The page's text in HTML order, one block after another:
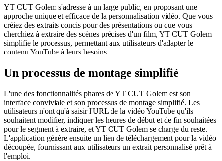
YT CUT Golem s'adresse à un large public, en proposant une
approche unique et efficace de la personnalisation vidéo. Que vous
créiez des extraits concis pour des présentations ou que vous
cherchiez à extraire des scènes précises d'un film, YT CUT Golem
simplifie le processus, permettant aux utilisateurs d'adapter le
contenu YouTube à leurs besoins.
Un processus de montage simplifié
L'une des fonctionnalités phares de YT CUT Golem est son
interface conviviale et son processus de montage simplifié. Les
utilisateurs n'ont qu'à saisir l'URL de la vidéo YouTube qu'ils
souhaitent modifier, indiquer les heures de début et de fin souhaitées
pour le segment à extraire, et YT CUT Golem se charge du reste.
L'application génère ensuite un lien de téléchargement pour la vidéo
découpée, fournissant aux utilisateurs un extrait personnalisé prêt à
l'emploi.